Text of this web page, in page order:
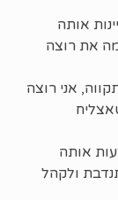
אותה
את רוצה
אני רוצה
אותה
ולקהל